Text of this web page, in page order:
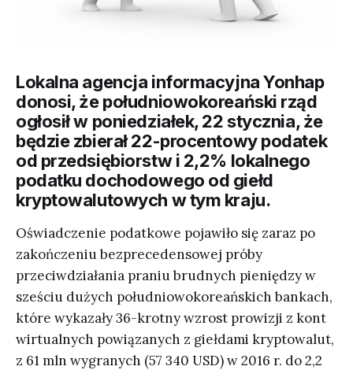
Lokalna agencja informacyjna Yonhap
donosi, że południowokoreański rząd
ogłosił w poniedziałek, 22 stycznia, że
będzie zbierał 22-procentowy podatek
od przedsiębiorstw i 2,2% lokalnego
podatku dochodowego od giełd
kryptowalutowych w tym kraju.
Oświadczenie podatkowe pojawiło się zaraz po
zakończeniu bezprecedensowej próby
przeciwdziałania praniu brudnych pieniędzy w
sześciu dużych południowokoreańskich bankach,
które wykazały 36-krotny wzrost prowizji z kont
wirtualnych powiązanych z giełdami kryptowalut,
z 61 mln wygranych (57 340 USD) w 2016 r. do 2,2